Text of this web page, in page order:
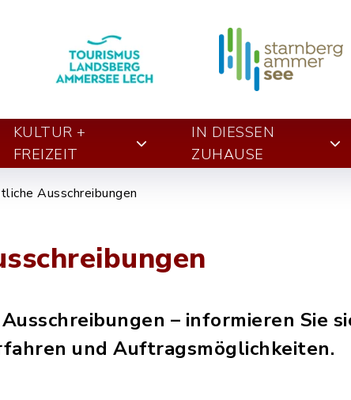
KULTUR +
FREIZEIT
IN DIESSEN Z
UHAUSE
Ausschreibungen
– informieren Sie
und Auftragsmöglichkeiten.